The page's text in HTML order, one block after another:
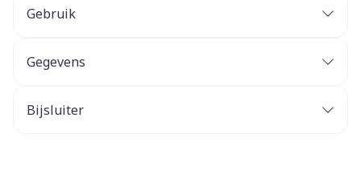
Gebruik
Gegevens
Bijsluiter